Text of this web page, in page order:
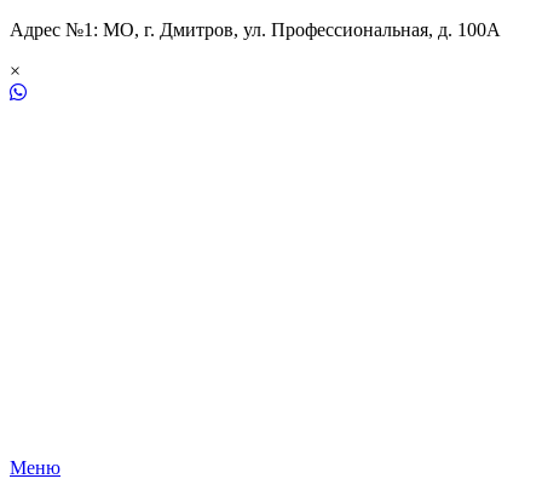
Адрес №1: МО, г. Дмитров, ул. Профессиональная, д. 100А
×
Меню